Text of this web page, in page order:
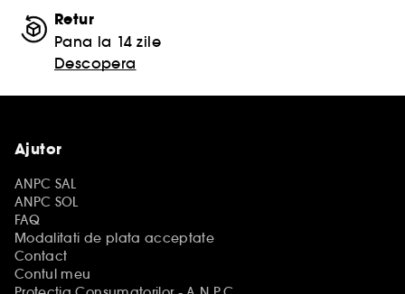
Retur
Pana la 14 zile
Descopera
Ajutor
ANPC SAL
ANPC SOL
FAQ
Modalitati de plata acceptate
Contact
Contul meu